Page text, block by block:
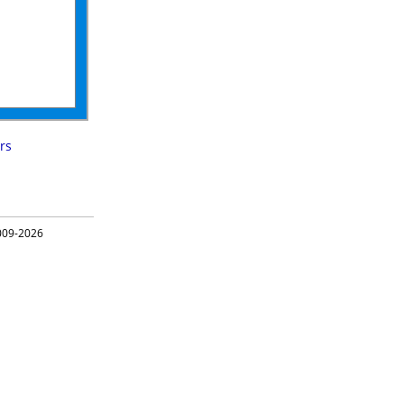
2026